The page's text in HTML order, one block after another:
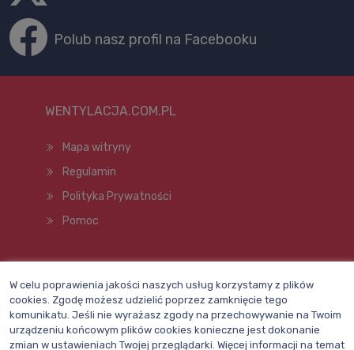
Polub nasz profil na Facebooku
WENTYLACJA.COM.PL
Mapa witryny
Regulamin
Polityka Prywatności
Pomoc
W celu poprawienia jakości naszych usług korzystamy z plików
cookies. Zgodę możesz udzielić poprzez zamknięcie tego
komunikatu. Jeśli nie wyrażasz zgody na przechowywanie na Twoim
urządzeniu końcowym plików cookies konieczne jest dokonanie
zmian w ustawieniach Twojej przeglądarki. Więcej informacji na temat